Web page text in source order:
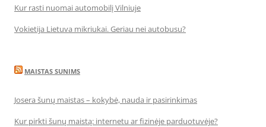
Kur rasti nuomai automobilį Vilniuje
Vokietija Lietuva mikriukai. Geriau nei autobusu?
MAISTAS SUNIMS
Josera šunų maistas – kokybė, nauda ir pasirinkimas
Kur pirkti šunų maistą: internetu ar fizinėje parduotuvėje?